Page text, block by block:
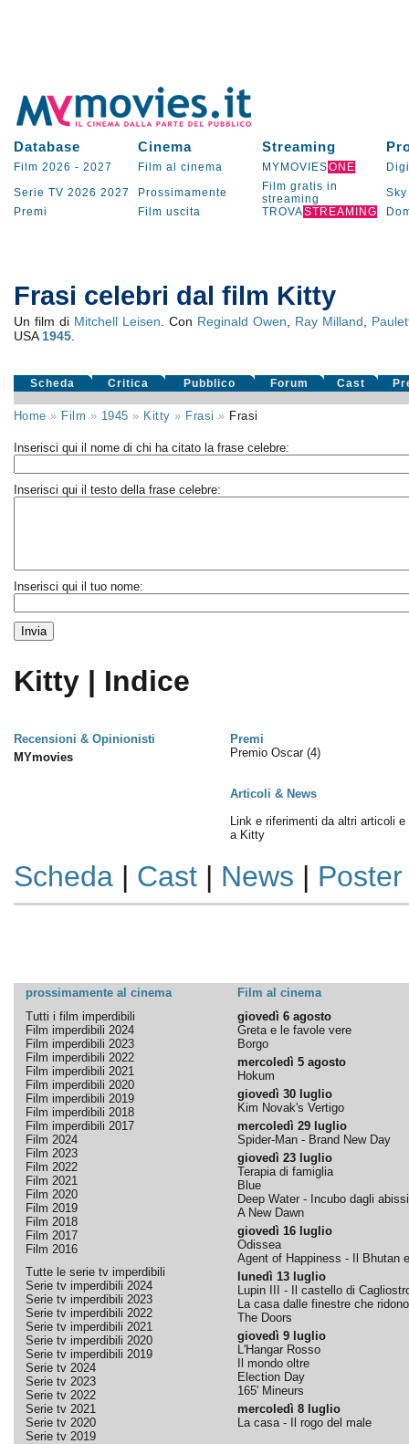
Database Cinema Streaming
Film 2026 - 2027 Film al cinema MYMOVIESONE
Serie TV 2026 2027 Prossimamente
Film gratis in
streaming
Sky
Premi
Film uscita TROVASTREAMING
Frasi celebri dal film Kitty
Un film di Mitchell Leisen . Con Reginald Owen Ray Milland
USA 1945.
Scheda Critica Pubblico Forum Cast
Home » Film » 1945 » Kitty » Frasi » Frasi
Inserisci qui il nome di chi ha citato la frase celebre:
Inserisci qui il testo della frase celebre:
Inserisci qui il tuo nome:
Kitty | Indice
Recensioni & Opinionisti
Premi
MYmovies
Premio Oscar (4)
Articoli & News
Link e riferimenti da altri articoli e
a Kitty
Scheda| Cast| News | Poster
prossimamente al cinema
Film al cinema
Tutti i film imperdibili
Film imperdibili 2024
Film imperdibili 2023
Film imperdibili 2022
Film imperdibili 2021
Film imperdibili 2020
Film imperdibili 2019
Film imperdibili 2018
Film imperdibili 2017
Film 2024
Film 2023
Film 2022
Film 2021
Film 2020
Film 2019
Film 2018
Film 2017
Film 2016
Tutte le serie tv imperdibili
Serie tv imperdibili 2024
Serie tv imperdibili 2023
Serie tv imperdibili 2022
Serie tv imperdibili 2021
Serie tv imperdibili 2020
Serie tv imperdibili 2019
Serie tv 2024
Serie tv 2023
Serie tv 2022
Serie tv 2021
Serie tv 2020
Serie tv 2019
giovedì 6 agosto
Greta e le favole vere
Borgo
mercoledì 5 agosto
Hokum
giovedì 30 luglio
Kim Novak's Vertigo
mercoledì 29 luglio
Spider-Man - Brand New Day
giovedì 23 luglio
Terapia di famiglia
Blue
Deep Water - Incubo dagli abissi
A New Dawn
giovedì 16 luglio
Odissea
Agent of Happiness - Il Bhutan
lunedì 13 luglio
Lupin III - Il castello di
La casa dalle finestre che ridono
The Doors
giovedì 9 luglio
L'Hangar Rosso
Il mondo oltre
Election Day
165' Mineurs
mercoledì 8 luglio
La casa - Il rogo del male